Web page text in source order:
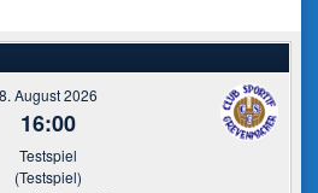
8. August 2026
16:00
Testspiel
(Testspiel)